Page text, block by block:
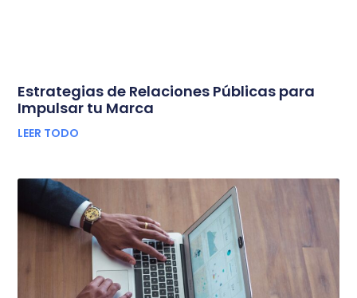
Estrategias de Relaciones Públicas para
Impulsar tu Marca
LEER TODO